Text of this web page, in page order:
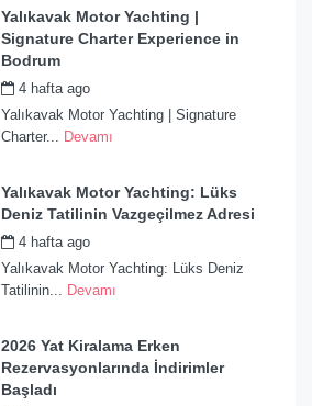
Yalıkavak Motor Yachting |
Signature Charter Experience in
Bodrum
4 hafta ago
Yalıkavak Motor Yachting | Signature
Charter... Devamı
Yalıkavak Motor Yachting: Lüks
Deniz Tatilinin Vazgeçilmez Adresi
4 hafta ago
Yalıkavak Motor Yachting: Lüks Deniz
Tatilinin... Devamı
2026 Yat Kiralama Erken
Rezervasyonlarında İndirimler
Başladı